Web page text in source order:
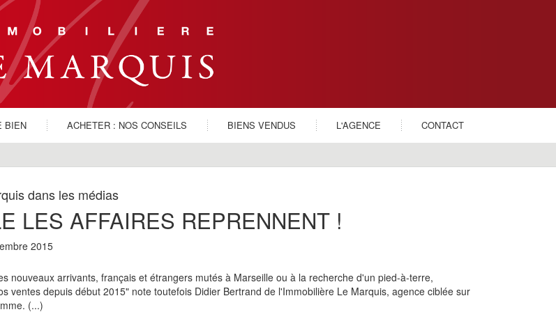
BIEN ACHETER : NOS CONSEILS BIENS VENDUS L'AGENCE CONTACT
dans les médias
LES AFFAIRES REPRENNENT !
2015
nouveaux arrivants, français et étrangers mutés à Marseille ou à la recherche d'un pied-à-terre,
ventes depuis début 2015" note toutefois Didier Bertrand de l'Immobilière Le Marquis, agence ciblée sur
(...)